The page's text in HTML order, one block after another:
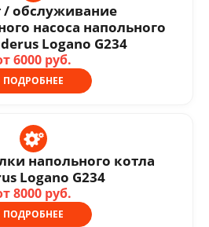
/ обслуживание
насоса напольного
Logano G234
6000 руб.
ПОДРОБНЕЕ
напольного котла
Logano G234
8000 руб.
ПОДРОБНЕЕ